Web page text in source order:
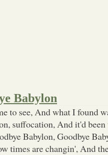
Babylon
to see, And what I found
suffocation, And it'd
Babylon, Goodbye
times are changin', And